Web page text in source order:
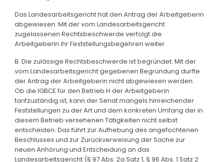
Das Landesarbeitsgericht hat den Antrag der Arbeitgeberin
abgewiesen. Mit der vom Landesarbeitsgericht
zugelassenen Rechtsbeschwerde verfolgt die
Arbeitgeberin ihr Feststellungsbegehren weiter.
B. Die zulässige Rechtsbeschwerde ist begründet. Mit der
vom Landesarbeitsgericht gegebenen Begründung durfte
der Antrag der Arbeitgeberin nicht abgewiesen werden.
Ob die IGBCE für den Betrieb H der Arbeitgeberin
tarifzuständig ist, kann der Senat mangels hinreichender
Feststellungen zu der Art und dem konkreten Umfang der in
diesem Betrieb versehenen Tätigkeiten nicht selbst
entscheiden. Das führt zur Aufhebung des angefochtenen
Beschlusses und zur Zurückverweisung der Sache zur
neuen Anhörung und Entscheidung an das
Landesarbeitsgericht (§ 97 Abs. 2a Satz 1, § 96 Abs. 1 Satz 2